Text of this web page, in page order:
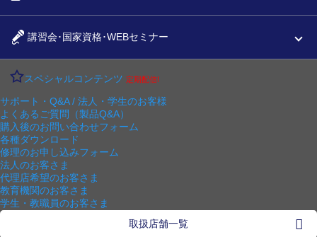
講習会･国家資格･WEBセミナー
スペシャルコンテンツ 定期配信!
サポート・Q&A / 法人・学生のお客様
よくあるご質問（製品Q&A）
購入後のお問い合わせフォーム
各種ダウンロード
修理のお申し込みフォーム
法人のお客さま
代理店希望のお客さま
教育機関のお客さま
学生・教職員のお客さま
取扱店舗一覧